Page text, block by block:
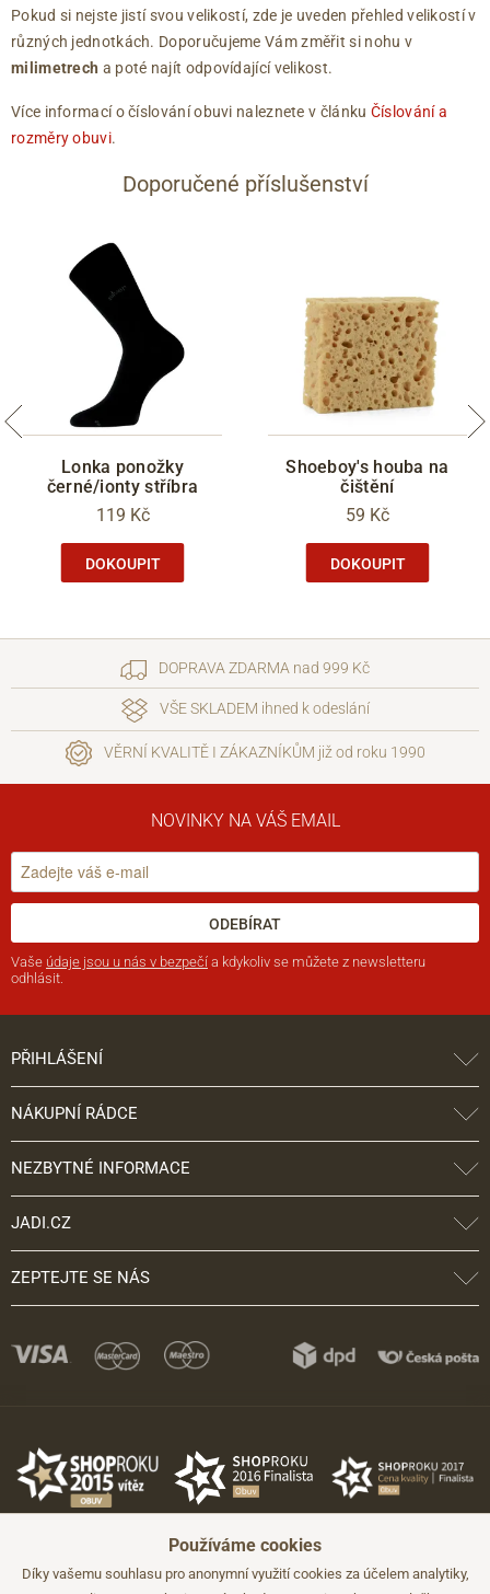
Pokud si nejste jistí svou velikostí, zde je uveden přehled velikostí v
různých jednotkách. Doporučujeme Vám změřit si nohu v
milimetrech a poté najít odpovídající velikost.
Více informací o číslování obuvi naleznete v článku Číslování a
rozměry obuvi.
Doporučené příslušenství
Lonka ponožky
černé/ionty stříbra
119 Kč
DOKOUPIT
Shoeboy's houba na
čištění
59 Kč
DOKOUPIT
DOPRAVA ZDARMA nad 999 Kč
VŠE SKLADEM ihned k odeslání
VĚRNÍ KVALITĚ I ZÁKAZNÍKŮM již od roku 1990
NOVINKY NA VÁŠ EMAIL
ODEBÍRAT
Vaše údaje jsou u nás v bezpečí a kdykoliv se můžete z newsletteru
odhlásit.
PŘIHLÁŠENÍ
NÁKUPNÍ RÁDCE
NEZBYTNÉ INFORMACE
JADI.CZ
ZEPTEJTE SE NÁS
Používáme cookies
Díky vašemu souhlasu pro anonymní využití cookies za účelem analytiky,